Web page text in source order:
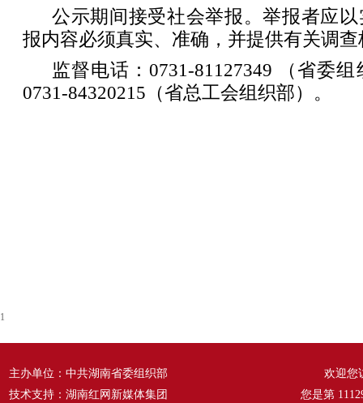
公示期间接受社会举报。举报者应
报内容必须真实、准确，并提供有关调
监督电话：0731-81127349 （省委
0731-84320215（省总工会组织部）。
1
主办单位：中共湖南省委组织部
技术支持：湖南红网新媒体集团
欢迎您
您是第